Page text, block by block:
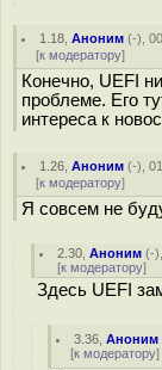
1.18 ,Аноним (-),
[к модератору]
Конечно, UEFI
проблеме. Его
интереса к
1.26 ,Аноним (-),
[к модератору]
Я совсем не
2.30 ,Аноним (-
[к модератору]
Здесь UEFI
3.36 ,Аноним
[к модератору]